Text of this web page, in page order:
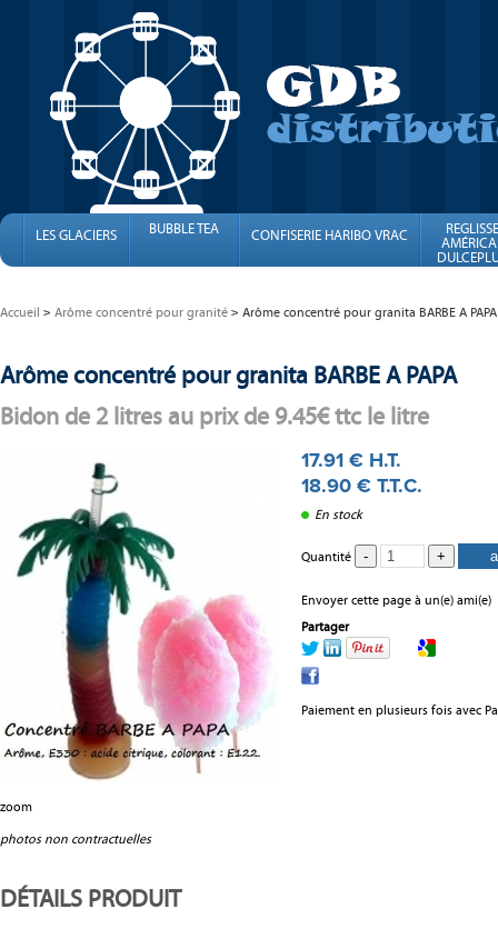
LES GLACIERS BUBBLE TEA CONFISERIE HARIBO VRAC
FINI
Accueil Arôme concentré pour granité Arôme concentré pour granita BARBE A PAPA
Arôme concentré pour granita BARBE A PAPA
Bidon de 2 litres au prix de 9.45€ ttc le litre
zoom
photos non contractuelles
17.91 € H.T.
18.90 € T.T.C.
En stock
Quantité
Envoyer cette page à un(e) ami(e)
Partager
Paiement en plusieurs fois avec
DÉTAILS PRODUIT